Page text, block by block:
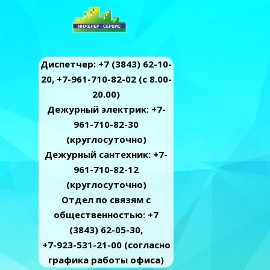
Диспетчер: +7 (3843) 62-10-
20, +7-961-710-82-02 (c 8.00-
20.00)
Дежурный электрик: +7-
961-710-82-30
(круглосуточно)
Дежурный сантехник: +7-
961-710-82-12
(круглосуточно)
Отдел по связям с
общественностью: +7
(3843) 62-05-30,
+7-923-531-21-00 (согласно
графика работы офиса)